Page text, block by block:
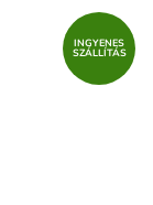
INGYENES
SZÁLLÍTÁS